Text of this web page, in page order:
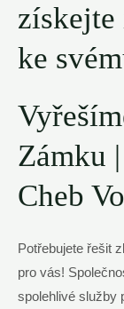
ke
Zámku
Cheb
Potřebujete řešit
pro⁤ vás!
spolehlivé​ služby